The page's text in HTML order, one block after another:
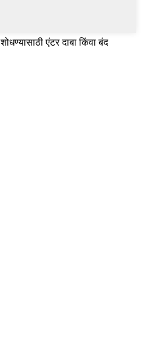
शोधण्यासाठी एंटर दाबा किंवा बंद